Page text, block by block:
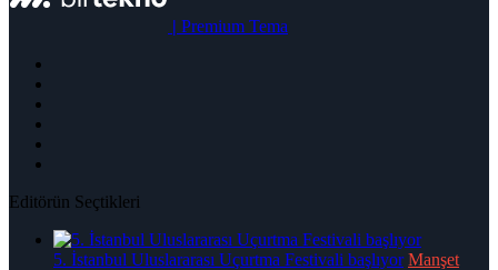
| Premium Tema
Editörün Seçtikleri
5. İstanbul Uluslararası Uçurtma Festivali başlıyor Manşet